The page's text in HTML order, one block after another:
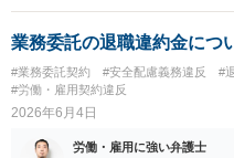
時点では、安易に支払義務を認
存したうえで、請求費目、金額
思います。回答前に弁護士へ相
で、一定の違約金を後から一方
いケースもあります。 詳しくは
で、契約書等一式をそろえて弁
かと思われます。
業務委託の退職違約金につ
#業務委託契約 #安全配慮義務違反 #
#労働・雇用契約違反
2026年6月4日
労働・雇用に強い弁護士